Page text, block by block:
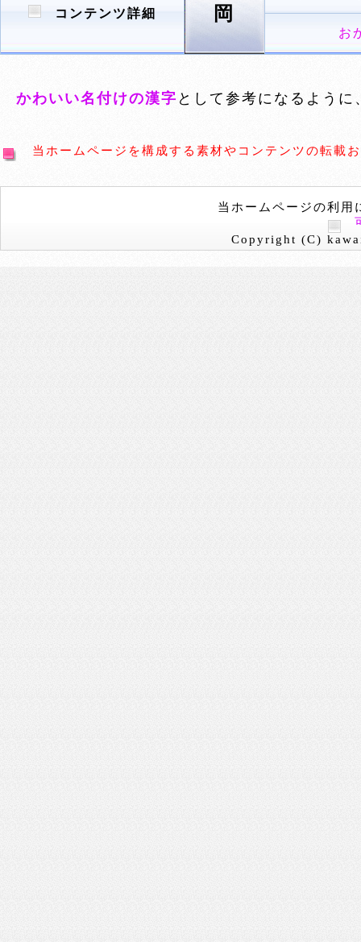
コンテンツ詳細 岡
お
かわいい名付けの漢字 として参考になるよう
当ホームページを構成する素材やコンテンツの転載
当ホームページの利用
Copyright (C)